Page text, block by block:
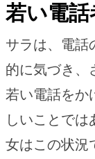
若い電話
サラは、電話
的に気づき、
若い電話をか
しいことで
女はこの状況